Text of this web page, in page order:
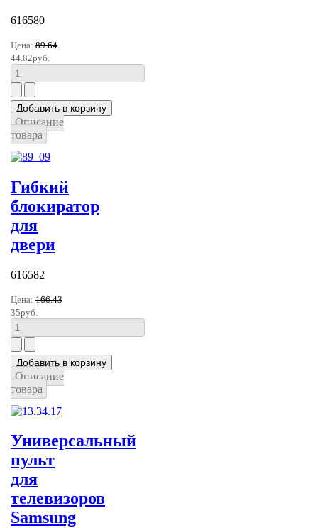
616580
Цена: 89.64
44.82руб.
Описание
товара
Гибкий
блокиратор
для
двери
616582
Цена: 166.43
35руб.
Описание
товара
Универсальный
пульт
для
телевизоров
Samsung